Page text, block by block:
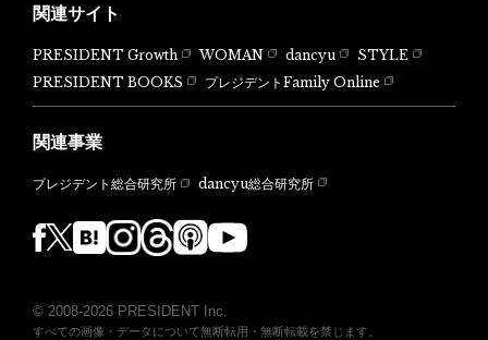
関連サイト
PRESIDENT Growth WOMAN dancyu
STYLE
PRESIDENT BOOKS
プレジデントFamily Online
関連事業
プレジデント総合研究所 dancyu総合研究所
© 2008-2026 PRESIDENT Inc.
すべての画像・データについて無断転用・無断転載を禁じます。